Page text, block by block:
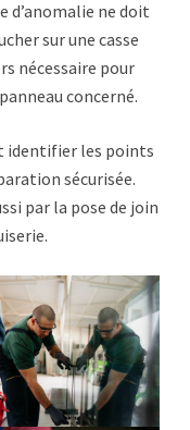
d’anomalie ne doit
sur une casse
nécessaire pour
concerné.
identifier les points
sécurisée.
par la pose de joints